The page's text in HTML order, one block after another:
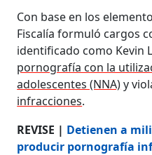
Con base en los
Fiscalía formuló cargos
identificado como Kevin
pornografía con la
adolescentes (NNA)y
infracciones.
REVISE | Detienen a
producir pornografía